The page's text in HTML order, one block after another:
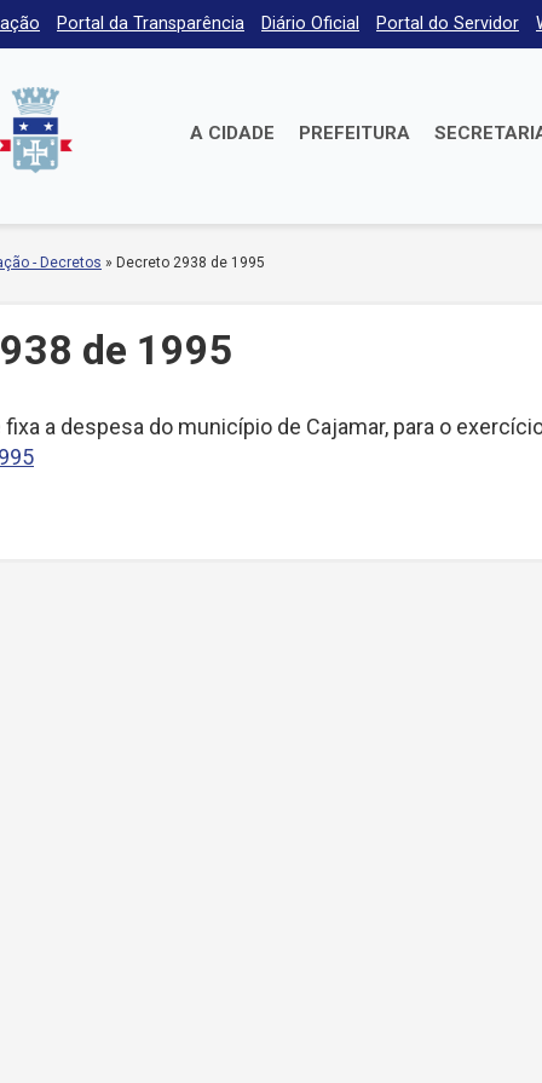
Portal da Transparência Diário Oficial Portal do Servidor
A CIDADE PREFEITURA
- Decretos » Decreto 2938 de 1995
de 1995
a despesa do município de Cajamar, para o